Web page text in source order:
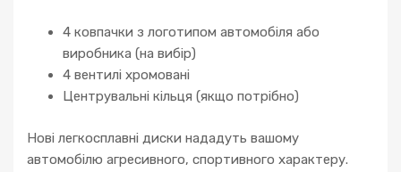
4 ковпачки з логотипом автомобіля або
виробника (на вибір)
4 вентилі хромовані
Центрувальні кільця (якщо потрібно)
Нові легкосплавні диски нададуть вашому
автомобілю агресивного, спортивного характеру.